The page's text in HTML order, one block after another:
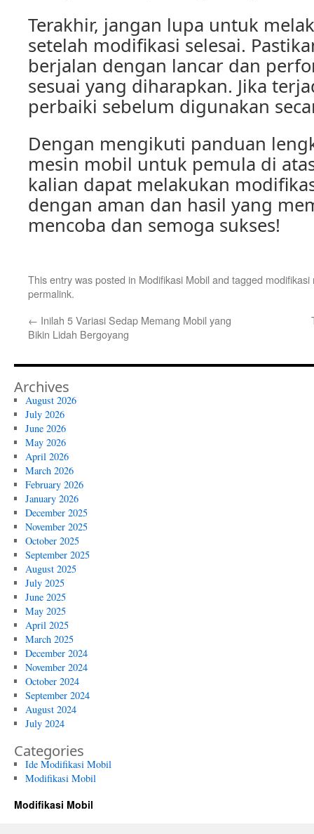
Terakhir, jangan lupa untuk
setelah modifikasi selesai.
berjalan dengan lancar dan
sesuai yang diharapkan. Jika
perbaiki sebelum digunakan
Dengan mengikuti panduan
mesin mobil untuk pemula di
kalian dapat melakukan
dengan aman dan hasil yang
mencoba dan semoga sukses!
This entry was posted in Modifikasi Mobil and tagged modifikasi
permalink.
← Inilah 5 Variasi Sedap Memang Mobil yang
Bikin Lidah Bergoyang
Archives
August 2026
July 2026
June 2026
May 2026
April 2026
March 2026
February 2026
January 2026
December 2025
November 2025
October 2025
September 2025
August 2025
July 2025
June 2025
May 2025
April 2025
March 2025
December 2024
November 2024
October 2024
September 2024
August 2024
July 2024
Categories
Ide Modifikasi Mobil
Modifikasi Mobil
Modifikasi Mobil